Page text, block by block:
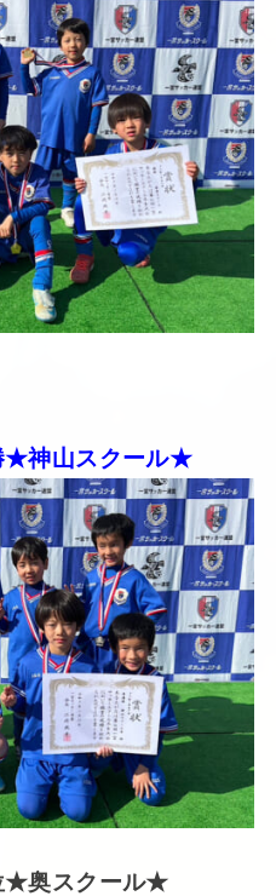
神山スクール★
奥スクール★